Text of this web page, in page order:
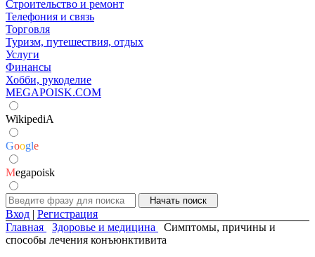
Строительство и ремонт
Телефония и связь
Торговля
Туризм, путешествия, отдых
Услуги
Финансы
Хобби, рукоделие
MEGAPOISK.COM
WikipediA
Google
Megapoisk
Вход | Регистрация
Главная
Здоровье и медицина
Симптомы, причины и
способы лечения конъюнктивита